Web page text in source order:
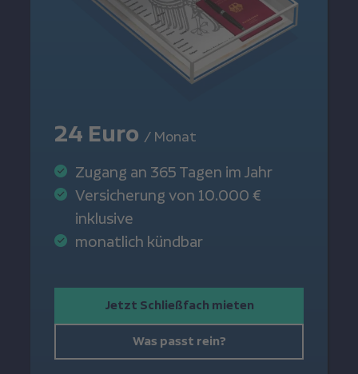
24 Euro / Monat
Zugang an 365 Tagen im Jahr
Versicherung von 10.000 €
inklusive
monatlich kündbar
Jetzt Schließfach mieten
Was passt rein?